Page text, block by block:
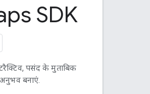
SDK
पसंद के मुताबिक
बनाएं.